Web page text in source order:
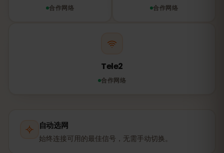
合作网络 合作网络
Tele2
合作网络
自动选网
始终连接可用的最佳信号，无需手动切换。